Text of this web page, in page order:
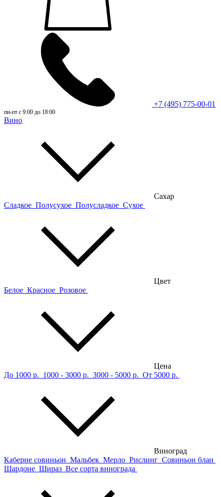
+7 (495) 775-00-01
пн-пт с 9:00 до 18:00
Вино
Сахар
Сладкое Полусухое Полусладкое Сухое
Цвет
Белое Красное Розовое
Цена
До 1000 р. 1000 - 3000 р. 3000 - 5000 р. От 5000 р.
Виноград
Каберне совиньон Мальбек Мерло Рислинг Совиньон блан
Шардоне Шираз Все сорта винограда